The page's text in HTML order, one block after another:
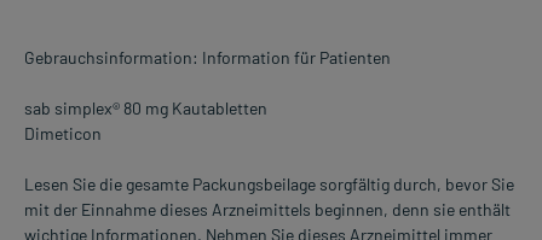
Gebrauchsinformation: Information für Patienten
sab simplex® 80 mg Kautabletten
Dimeticon
Lesen Sie die gesamte Packungsbeilage sorgfältig durch, bevor Sie
mit der Einnahme dieses Arzneimittels beginnen, denn sie enthält
wichtige Informationen. Nehmen Sie dieses Arzneimittel immer